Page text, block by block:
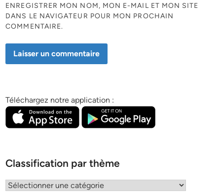
ENREGISTRER MON NOM, MON E-MAIL ET MON SITE
DANS LE NAVIGATEUR POUR MON PROCHAIN
COMMENTAIRE.
Téléchargez notre application :
Classification par thème
Classification